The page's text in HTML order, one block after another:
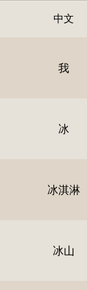
中文
我
冰
冰淇淋
冰山